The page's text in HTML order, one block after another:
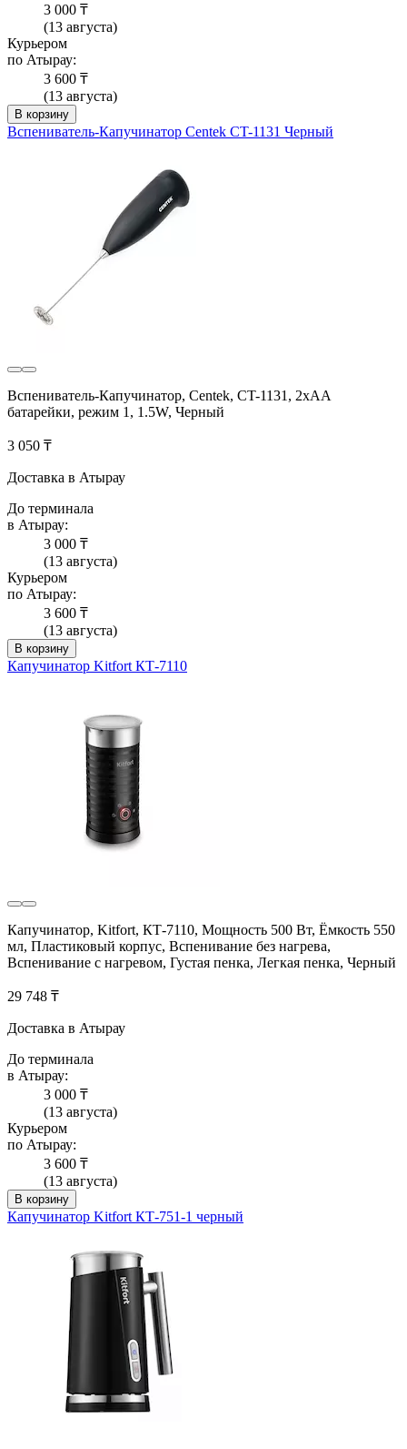
3 000 ₸
(13 августа)
Курьером
по Атырау:
3 600 ₸
(13 августа)
В корзину
Вспениватель-Капучинатор Centek CT-1131 Черный
Вспениватель-Капучинатор, Centek, CT-1131, 2xAA
батарейки, режим 1, 1.5W, Черный
3 050 ₸
Доставка в Атырау
До терминала
в Атырау:
3 000 ₸
(13 августа)
Курьером
по Атырау:
3 600 ₸
(13 августа)
В корзину
Капучинатор Kitfort КТ-7110
Капучинатор, Kitfort, КТ-7110, Мощность 500 Вт, Ёмкость 550
мл, Пластиковый корпус, Вспенивание без нагрева,
Вспенивание с нагревом, Густая пенка, Легкая пенка, Черный
29 748 ₸
Доставка в Атырау
До терминала
в Атырау:
3 000 ₸
(13 августа)
Курьером
по Атырау:
3 600 ₸
(13 августа)
В корзину
Капучинатор Kitfort КТ-751-1 черный